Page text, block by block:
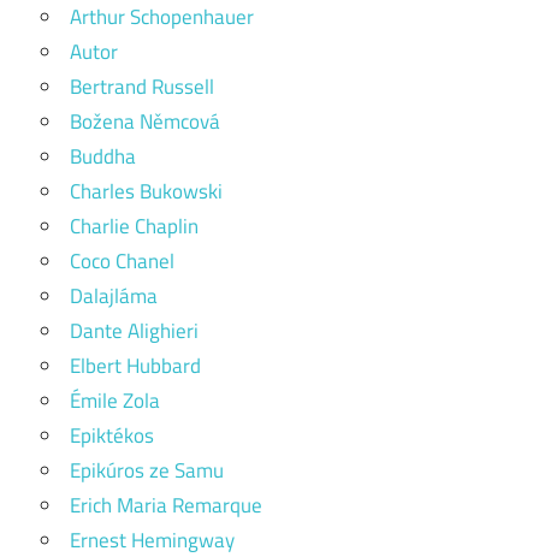
Arthur Schopenhauer
Autor
Bertrand Russell
Božena Němcová
Buddha
Charles Bukowski
Charlie Chaplin
Coco Chanel
Dalajláma
Dante Alighieri
Elbert Hubbard
Émile Zola
Epiktékos
Epikúros ze Samu
Erich Maria Remarque
Ernest Hemingway